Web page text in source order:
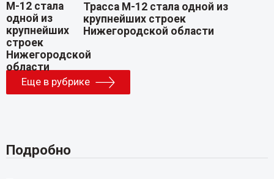
Трасса М-12 стала одной из
крупнейших строек
Нижегородской области
Еще в рубрике
Подробно